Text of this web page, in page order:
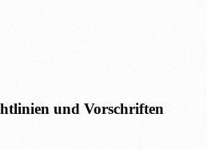
und Vorschriften